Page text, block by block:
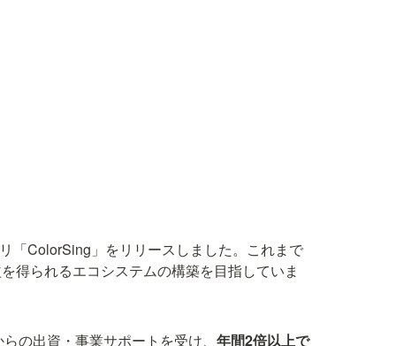
「ColorSing」をリリースしました。これまで
得られるエコシステムの構築を目指していま
の出資・事業サポートを受け、 年間2倍以上で